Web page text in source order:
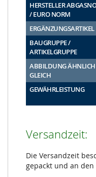
HERSTELLER
/ EURO NORM
ERGÄNZUNGSARTIKEL
BAUGRUPPE /
ARTIKELGRUPPE
ABBILDUNG
GLEICH
GEWÄHRLEISTUNG
Versandzeit:
Die Versandzeit
gepackt und an